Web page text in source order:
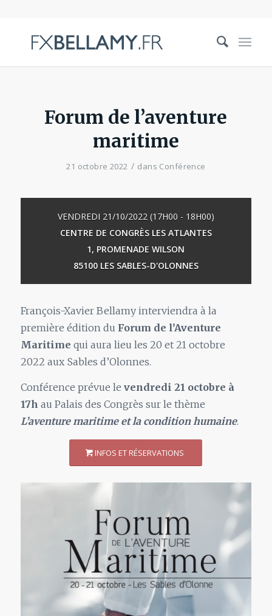
Forum de l’aventure
maritime
21 octobre 2022 / dans Conférence
VENDREDI 21/10/2022 (17H00 - 18H00)
CENTRE DE CONGRÈS LES ATLANTES
1, PROMENADE WILSON
85100 LES SABLES-D'OLONNES
François-Xavier Bellamy interviendra à la
première édition du Forum de l’Aventure
Maritime qui aura lieu les 20 et 21 octobre
2022 aux Sables d’Olonnes.
Conférence prévue le vendredi 21 octobre à
17h au Palais des Congrès sur le thème
L’aventure maritime et la condition humaine.
INFOS ET RÉSERVATIONS